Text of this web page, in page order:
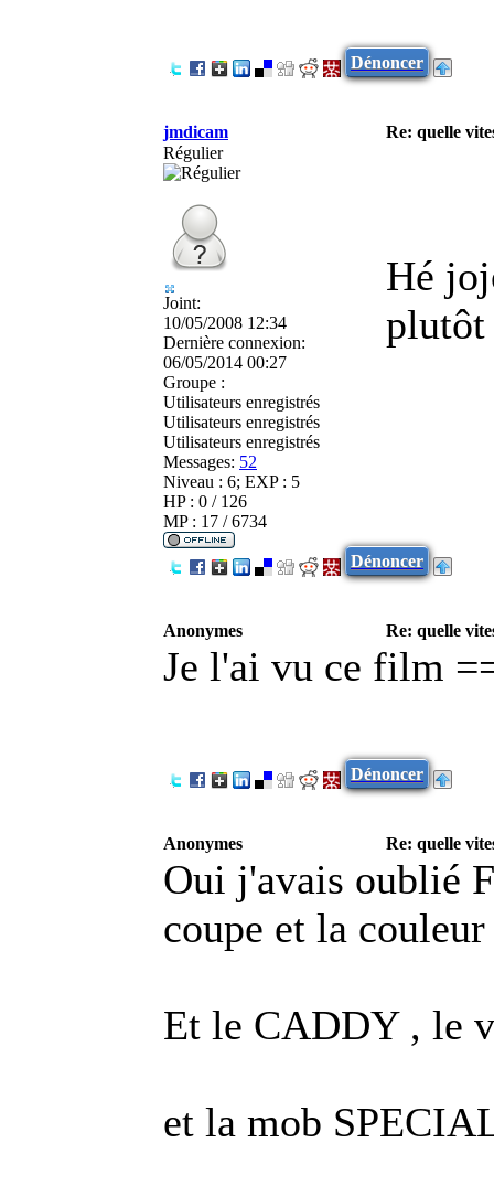
Dénoncer
jmdicam
Re: quelle
Régulier
Joint:
10/05/2008 12:34
Dernière connexion:
06/05/2014 00:27
Groupe :
Utilisateurs enregistrés
Utilisateurs enregistrés
Utilisateurs enregistrés
Messages: 52
Niveau : 6; EXP : 5
HP : 0 / 126
MP : 17 / 6734
Hé
plutôt
Dénoncer
Anonymes Re: quelle
Je l'ai vu ce film
Dénoncer
Anonymes Re: quelle
Oui j'avais oublié
coupe et la
Et le CADDY , le
et la mob